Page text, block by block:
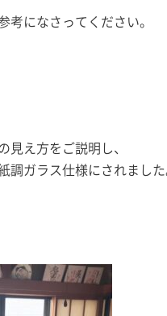
考になさってください。
見え方をご説明し、
調ガラス仕様にされました